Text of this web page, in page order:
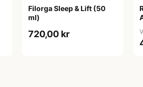
Filorga Sleep & Lift (50
ml)
720,00 kr